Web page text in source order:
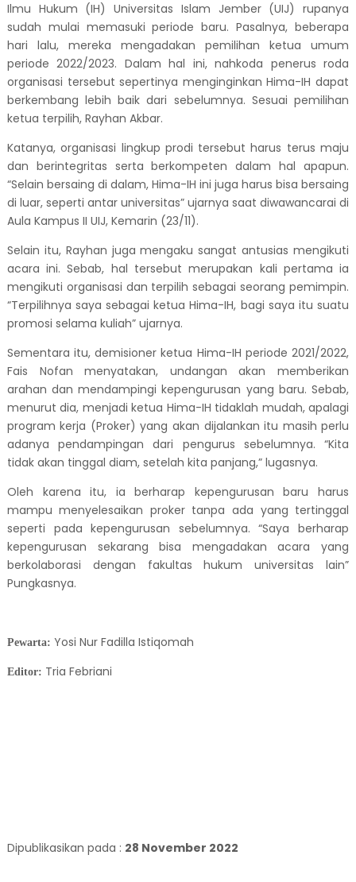
Ilmu Hukum (IH) Universitas Islam Jember (UIJ) rupanya
sudah mulai memasuki periode baru. Pasalnya, beberapa
hari lalu, mereka mengadakan pemilihan ketua umum
periode 2022/2023. Dalam hal ini, nahkoda penerus roda
organisasi tersebut sepertinya menginginkan Hima-IH dapat
berkembang lebih baik dari sebelumnya. Sesuai pemilihan
ketua terpilih, Rayhan Akbar.
Katanya, organisasi lingkup prodi tersebut harus terus maju
dan berintegritas serta berkompeten dalam hal apapun.
“Selain bersaing di dalam, Hima-IH ini juga harus bisa bersaing
di luar, seperti antar universitas” ujarnya saat diwawancarai di
Aula Kampus II UIJ, Kemarin (23/11).
Selain itu, Rayhan juga mengaku sangat antusias mengikuti
acara ini. Sebab, hal tersebut merupakan kali pertama ia
mengikuti organisasi dan terpilih sebagai seorang pemimpin.
“Terpilihnya saya sebagai ketua Hima-IH, bagi saya itu suatu
promosi selama kuliah” ujarnya.
Sementara itu, demisioner ketua Hima-IH periode 2021/2022,
Fais Nofan menyatakan, undangan akan memberikan
arahan dan mendampingi kepengurusan yang baru. Sebab,
menurut dia, menjadi ketua Hima-IH tidaklah mudah, apalagi
program kerja (Proker) yang akan dijalankan itu masih perlu
adanya pendampingan dari pengurus sebelumnya. “Kita
tidak akan tinggal diam, setelah kita panjang,” lugasnya.
Oleh karena itu, ia berharap kepengurusan baru harus
mampu menyelesaikan proker tanpa ada yang tertinggal
seperti pada kepengurusan sebelumnya. “Saya berharap
kepengurusan sekarang bisa mengadakan acara yang
berkolaborasi dengan fakultas hukum universitas lain”
Pungkasnya.
Pewarta: Yosi Nur Fadilla Istiqomah
Editor: Tria Febriani
Dipublikasikan pada : 28 November 2022